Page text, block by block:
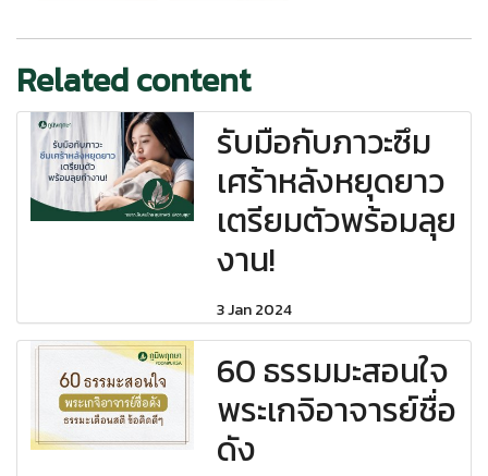
Related content
รับมือกับภาวะซึม
เศร้าหลังหยุดยาว
เตรียมตัวพร้อมลุย
งาน!
3 Jan 2024
60 ธรรมมะสอนใจ
พระเกจิอาจารย์ชื่อ
ดัง